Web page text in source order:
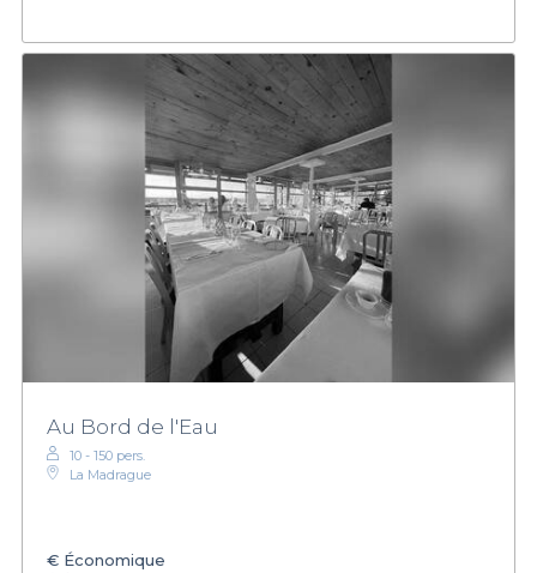
Au Bord de l'Eau
10 - 150 pers.
La Madrague
€ Économique